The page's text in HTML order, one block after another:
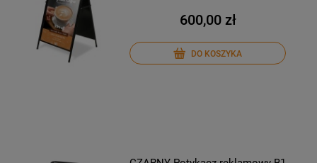
600,00 zł
DO KOSZYKA